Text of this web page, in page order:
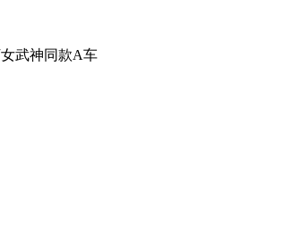
武神同款A车